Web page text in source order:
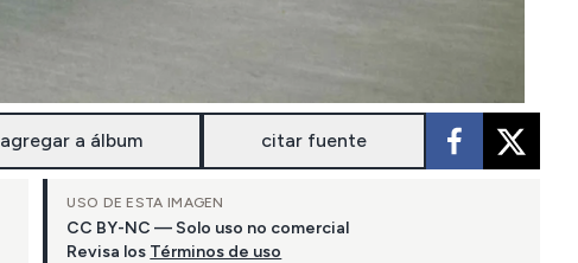
agregar a álbum citar fuente
USO DE ESTA IMAGEN
CC BY-NC — Solo uso no comercial
Revisa los Términos de uso